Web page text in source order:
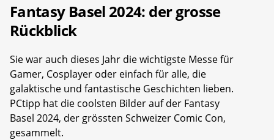
Fantasy Basel 2024: der grosse
Rückblick
Sie war auch dieses Jahr die wichtigste Messe für
Gamer, Cosplayer oder einfach für alle, die
galaktische und fantastische Geschichten lieben.
PCtipp hat die coolsten Bilder auf der Fantasy
Basel 2024, der grössten Schweizer Comic Con,
gesammelt.